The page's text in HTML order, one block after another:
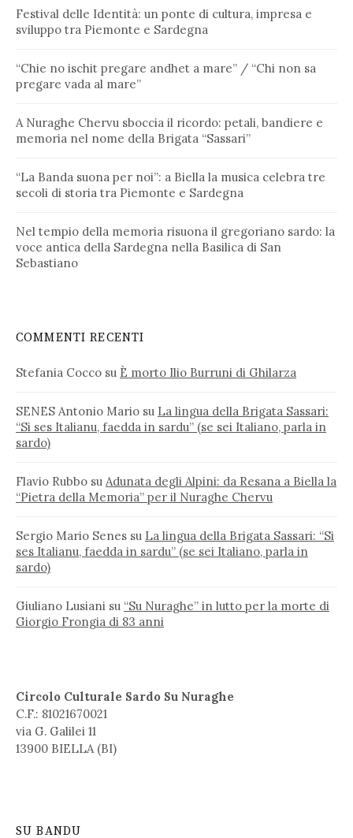
Festival delle Identità: un ponte di cultura, impresa e
sviluppo tra Piemonte e Sardegna
“Chie no ischit pregare andhet a mare” / “Chi non sa
pregare vada al mare”
A Nuraghe Chervu sboccia il ricordo: petali, bandiere e
memoria nel nome della Brigata “Sassari”
“La Banda suona per noi”: a Biella la musica celebra tre
secoli di storia tra Piemonte e Sardegna
Nel tempio della memoria risuona il gregoriano sardo: la
voce antica della Sardegna nella Basilica di San
Sebastiano
COMMENTI RECENTI
Stefania Cocco su È morto Ilio Burruni di Ghilarza
SENES Antonio Mario su La lingua della Brigata Sassari:
“Si ses Italianu, faedda in sardu” (se sei Italiano, parla in
sardo)
Flavio Rubbo su Adunata degli Alpini: da Resana a Biella la
“Pietra della Memoria” per il Nuraghe Chervu
Sergio Mario Senes su La lingua della Brigata Sassari: “Si
ses Italianu, faedda in sardu” (se sei Italiano, parla in
sardo)
Giuliano Lusiani su “Su Nuraghe” in lutto per la morte di
Giorgio Frongia di 83 anni
Circolo Culturale Sardo Su Nuraghe
C.F.: 81021670021
via G. Galilei 11
13900 BIELLA (BI)
SU BANDU